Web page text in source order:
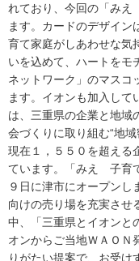
れており、今回の「み
ます。カードのデザイン
育て家庭がしあわせな気
いを込めて、ハートをモ
ネットワーク」のマスコ
ます。イオンも加入して
は、三重県の企業と地域
会づくりに取り組む“地
現在１，５５０を超える
ています。「みえ 子育
９日に津市にオープンし
向けの売り場を充実させ
中、「三重県とイオンと
オンからご当地ＷＡＯＮ
りがたい提案で、お受け